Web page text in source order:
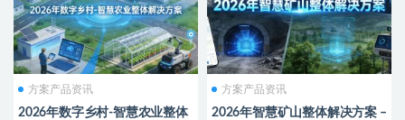
方案产品资讯
2026年数字乡村-智慧农业整体
方案产品资讯
2026年智慧矿山整体解决方案 –